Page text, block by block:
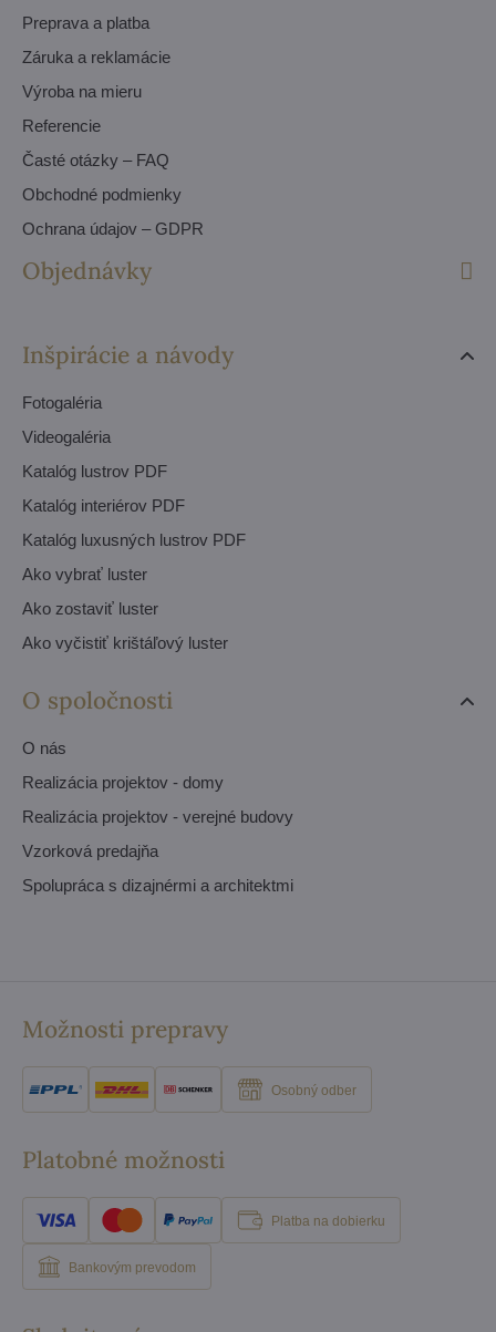
Preprava a platba
Záruka a reklamácie
Výroba na mieru
Referencie
Časté otázky – FAQ
Obchodné podmienky
Ochrana údajov – GDPR
Objednávky
Inšpirácie a návody
Fotogaléria
Videogaléria
Katalóg lustrov PDF
Katalóg interiérov PDF
Katalóg luxusných lustrov PDF
Ako vybrať luster
Ako zostaviť luster
Ako vyčistiť krištáľový luster
O spoločnosti
O nás
Realizácia projektov - domy
Realizácia projektov - verejné budovy
Vzorková predajňa
Spolupráca s dizajnérmi a architektmi
Možnosti prepravy
Osobný odber
Platobné možnosti
Platba na dobierku
Bankovým prevodom